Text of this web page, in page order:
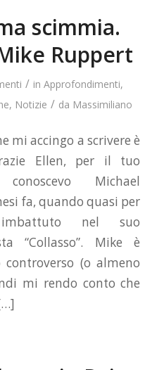
scimmia.
Ruppert
/ in Approfondimenti,
, Notizie / da Massimiliano
mi accingo a scrivere è
Ellen, per il tuo
Michael
fa, quando quasi per
nel suo
“Collasso”. Mike è
(o almeno
mi rendo conto che